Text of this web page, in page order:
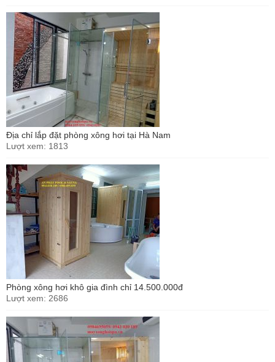
Địa chỉ lắp đặt phòng xông hơi tại Hà Nam
Lượt xem: 1813
Phòng xông hơi khô gia đình chỉ 14.500.000đ
Lượt xem: 2686